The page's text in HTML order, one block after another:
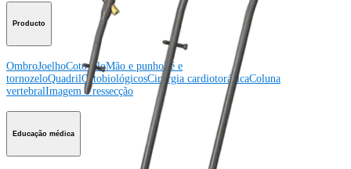
Producto
OmbroJoelhoCotoveloMão e punhoPé e
tornozeloQuadrilOrtobiológicosCirurgia cardiotorácicaColuna
vertebralImagem e ressecção
Educação médica